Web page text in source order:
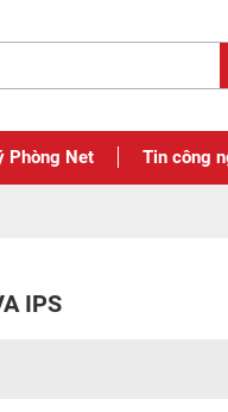
Phòng Net Tin công
IPS